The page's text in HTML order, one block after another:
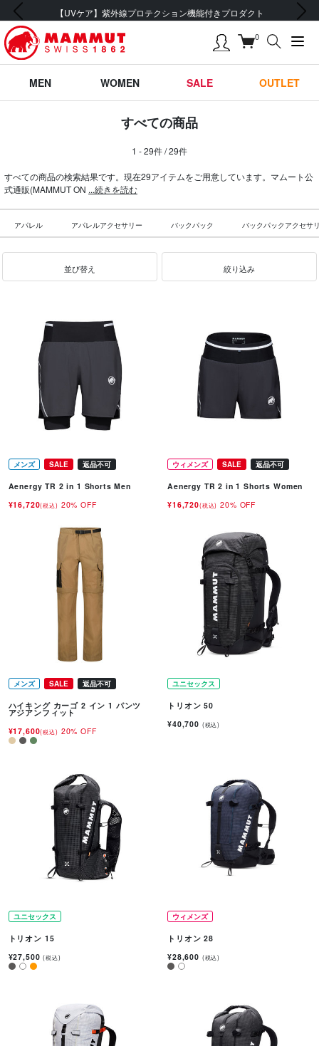
【UVケア】紫外線プロテクション機能付きプロダクト
前の画像 次の画像
0
MEN WOMEN SALE OUTLET
すべての商品
1 - 29件 / 29件
すべての商品の検索結果です。現在29アイテムをご用意しています。マムート公
式通販(MAMMUT ON ...続きを読む
アパレル アパレルアクセサリー バックパック バックパックアクセサ
並び替え 絞り込み
メンズ SALE 返品不可
Aenergy TR 2 in 1 Shorts Men
¥16,720(税込) 20% OFF
ウィメンズ SALE 返品不可
Aenergy TR 2 in 1 Shorts Women
¥16,720(税込) 20% OFF
メンズ SALE 返品不可
ハイキング カーゴ 2 イン 1 パンツ
アジアンフィット
¥17,600(税込) 20% OFF
ユニセックス
トリオン 50
¥40,700 (税込)
ユニセックス
トリオン 15
¥27,500(税込)
ウィメンズ
トリオン 28
¥28,600 (税込)